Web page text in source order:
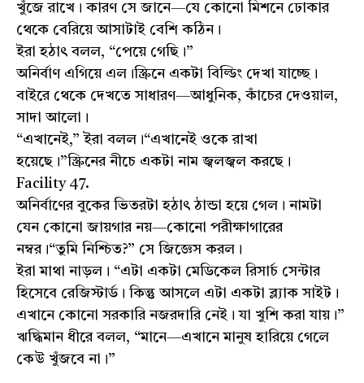
খুঁজে রাখে। কারণ সে জানে—যে কোনো মিশনে ঢোকার
থেকে বেরিয়ে আসাটাই বেশি কঠিন।
ইরা হঠাৎ বলল, “পেয়ে গেছি।”
অনির্বাণ এগিয়ে এল।স্ক্রিনে একটা বিল্ডিং দেখা যাচ্ছে।
বাইরে থেকে দেখতে সাধারণ—আধুনিক, কাঁচের দেওয়াল,
সাদা আলো।
“এখানেই,” ইরা বলল।“এখানেই ওকে রাখা
হয়েছে।”স্ক্রিনের নীচে একটা নাম জ্বলজ্বল করছে।
Facility 47.
অনির্বাণের বুকের ভিতরটা হঠাৎ ঠান্ডা হয়ে গেল। নামটা
যেন কোনো জায়গার নয়—কোনো পরীক্ষাগারের
নম্বর।“তুমি নিশ্চিত?” সে জিজ্ঞেস করল।
ইরা মাথা নাড়ল। “এটা একটা মেডিকেল রিসার্চ সেন্টার
হিসেবে রেজিস্টার্ড। কিন্তু আসলে এটা একটা ব্ল্যাক সাইট।
এখানে কোনো সরকারি নজরদারি নেই। যা খুশি করা যায়।”
ঋদ্ধিমান ধীরে বলল, “মানে—এখানে মানুষ হারিয়ে গেলে
কেউ খুঁজবে না।”